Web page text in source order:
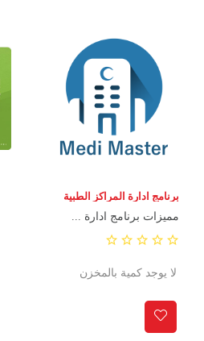
برنامج ادارة المراكز الطبية
MASTER
مميزات برنامج ادارة ...
لا يوجد كمية بالمخزن